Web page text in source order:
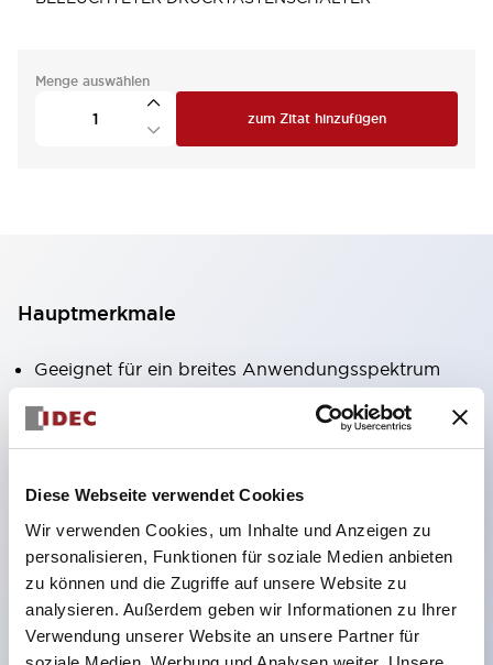
Diese Webseite verwendet Cookies
Wir verwenden Cookies, um Inhalte und Anzeigen zu
personalisieren, Funktionen für soziale Medien anbieten
zu können und die Zugriffe auf unsere Website zu
analysieren. Außerdem geben wir Informationen zu Ihrer
Verwendung unserer Website an unsere Partner für
Menge auswählen
zum Zitat hinzufügen
Hauptmerkmale
Geeignet für ein breites Anwendungsspektrum
von der Konsumelektronik bis zum FA-Bereich
LED-Beleuchtungseinheit mit integriertem
LED-Lampenkörper
Schutzarten IP40 und IP65 vollständig verfügbar
(IEC 60529)
UL- und CSA-zertifiziert. Entspricht EN (Europa)
Normen. CCC-zertifiziert (außer Anzeigeleuchten).